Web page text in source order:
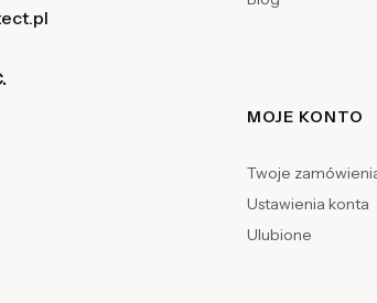
MOJE KONTO
Twoje
Ustawienia konta
Ulubione